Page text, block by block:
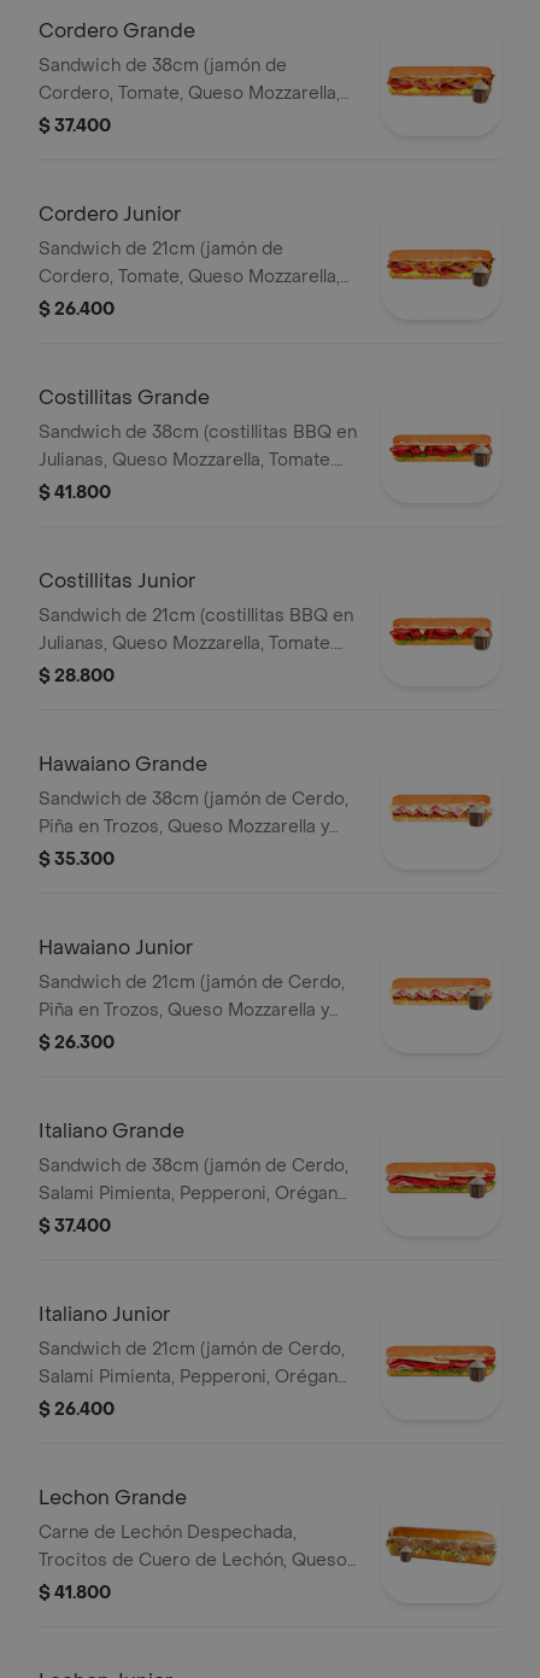
Cordero Grande
Sandwich de 38cm (jamón de
Cordero, Tomate, Queso Mozzarella,
Lechuga y Salsa de Ajo).
$ 37.400
Cordero Junior
Sandwich de 21cm (jamón de
Cordero, Tomate, Queso Mozzarella,
Lechuga y Salsa de Ajo).
$ 26.400
Costillitas Grande
Sandwich de 38cm (costillitas BBQ en
Julianas, Queso Mozzarella, Tomate.
Salsa Bbq, Lechuga y Salsa de Ajo.)
$ 41.800
Costillitas Junior
Sandwich de 21cm (costillitas BBQ en
Julianas, Queso Mozzarella, Tomate.
Salsa Bbq, Lechuga y Salsa de Ajo.)
$ 28.800
Hawaiano Grande
Sandwich de 38cm (jamón de Cerdo,
Piña en Trozos, Queso Mozzarella y
Mayonesa).
$ 35.300
Hawaiano Junior
Sandwich de 21cm (jamón de Cerdo,
Piña en Trozos, Queso Mozzarella y
Mayonesa).
$ 26.300
Italiano Grande
Sandwich de 38cm (jamón de Cerdo,
Salami Pimienta, Pepperoni, Orégano,
Queso Parmesano, Queso Mozzarella,
$ 37.400
Italiano Junior
Sandwich de 21cm (jamón de Cerdo,
Salami Pimienta, Pepperoni, Orégano,
Queso Parmesano, Queso Mozzarella,
$ 26.400
Lechon Grande
Carne de Lechón Despechada,
Trocitos de Cuero de Lechón, Queso
Mozzarella, Lechuga y Salsa de Ajo
$ 41.800